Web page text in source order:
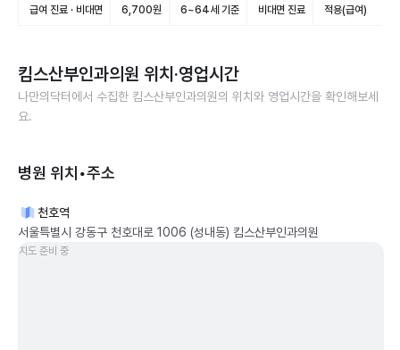
급여 진료 · 비대면 6,700원 6~64세 기준 비대면 진료 적용(급여)
킴스산부인과의원 위치·영업시간
나만의닥터에서 수집한 킴스산부인과의원의 위치와 영업시간을 확인해보세
요.
병원 위치•주소
천호역
서울특별시 강동구 천호대로 1006 (성내동) 킴스산부인과의원
지도 준비 중